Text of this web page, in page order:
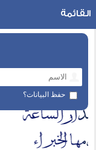
حفظ البيانات؟
القائمة